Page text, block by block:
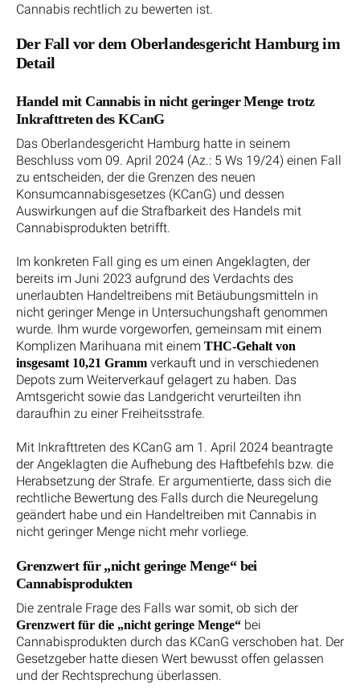
Cannabis rechtlich zu bewerten ist.
Der Fall vor dem Oberlandesgericht Hamburg im
Detail
Handel mit Cannabis in nicht geringer Menge trotz
Inkrafttreten des KCanG
Das Oberlandesgericht Hamburg hatte in seinem
Beschluss vom 09. April 2024 (Az.: 5 Ws 19/24) einen Fall
zu entscheiden, der die Grenzen des neuen
Konsumcannabisgesetzes (KCanG) und dessen
Auswirkungen auf die Strafbarkeit des Handels mit
Cannabisprodukten betrifft.
Im konkreten Fall ging es um einen Angeklagten, der
bereits im Juni 2023 aufgrund des Verdachts des
unerlaubten Handeltreibens mit Betäubungsmitteln in
nicht geringer Menge in Untersuchungshaft genommen
wurde. Ihm wurde vorgeworfen, gemeinsam mit einem
Komplizen Marihuana mit einem THC-Gehalt von
insgesamt 10,21 Gramm verkauft und in verschiedenen
Depots zum Weiterverkauf gelagert zu haben. Das
Amtsgericht sowie das Landgericht verurteilten ihn
daraufhin zu einer Freiheitsstrafe.
Mit Inkrafttreten des KCanG am 1. April 2024 beantragte
der Angeklagten die Aufhebung des Haftbefehls bzw. die
Herabsetzung der Strafe. Er argumentierte, dass sich die
rechtliche Bewertung des Falls durch die Neuregelung
geändert habe und ein Handeltreiben mit Cannabis in
nicht geringer Menge nicht mehr vorliege.
Grenzwert für „nicht geringe Menge“ bei
Cannabisprodukten
Die zentrale Frage des Falls war somit, ob sich der
Grenzwert für die „nicht geringe Menge“ bei
Cannabisprodukten durch das KCanG verschoben hat. Der
Gesetzgeber hatte diesen Wert bewusst offen gelassen
und der Rechtsprechung überlassen.